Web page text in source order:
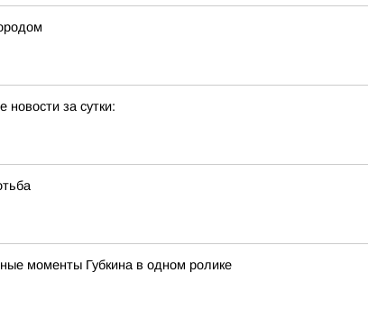
за сутки:
моменты Губкина в одном ролике